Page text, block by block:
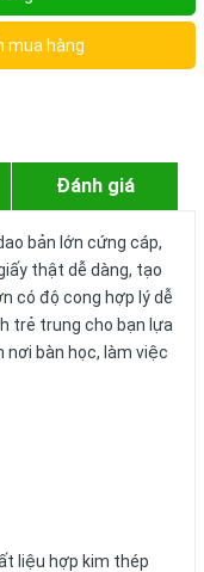
mua hàng
Đánh giá
bản lớn cứng cáp,
thật dễ dàng, tạo
có độ cong hợp lý dễ
trẻ trung cho bạn lựa
nơi bàn học, làm việc
liệu hợp kim thép